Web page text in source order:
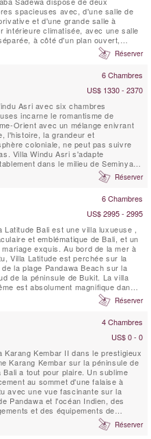
spacieuses avec, d'une salle de
et d'une grande salle à
intérieure climatisée, avec une salle
à côté d'un plan ouvert,
bien équipée et piscine. Connectée à
à manger par une passerelle
de Seminyak. Conçue par
Réserver
6 Chambres
US$ 1330 - 2370
Asri avec six chambres
incarne le romantisme de
Orient avec un mélange enivrant
l'histoire, la grandeur et
coloniale, ne peut pas suivre
Villa Windu Asri s'adapte
dans le milieu de Seminyak
loin de la plage, des commerces etRéserver
6 Chambres
US$ 2995 - 2995
Latitude Bali est une villa luxueuse ,
et emblématique de Bali, et un
mariage exquis. Au bord de la mer à
Villa Latitude est perchée sur la
de la plage Pandawa Beach sur la
de la péninsule de Bukit. La villa
est absolument magnifique dans
et sa mise en oeuvre, elle
d'une piscine à débordement de 36m
sur l'océan et
Réserver
4 Chambres
US$ 0 - 0
Karang Kembar II dans le prestigieux
Karang Kembar sur la péninsule de
Bali a tout pour plaire. Un sublime
au sommet d'une falaise à
avec une vue fascinante sur la
Pandawa et l'océan Indien, des
et des équipements de
classe et les normes de service les
Réserver